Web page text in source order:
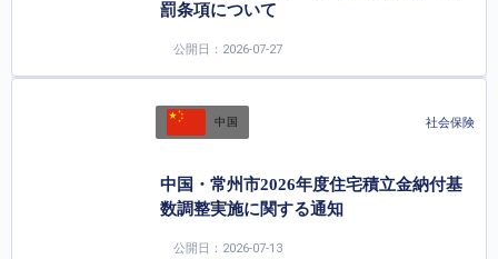
罰条項について
公開日：2026-07-27
中国 社会保険
中国・常州市2026年度住宅積立金納付基
数調整実施に関する通知
公開日：2026-07-13